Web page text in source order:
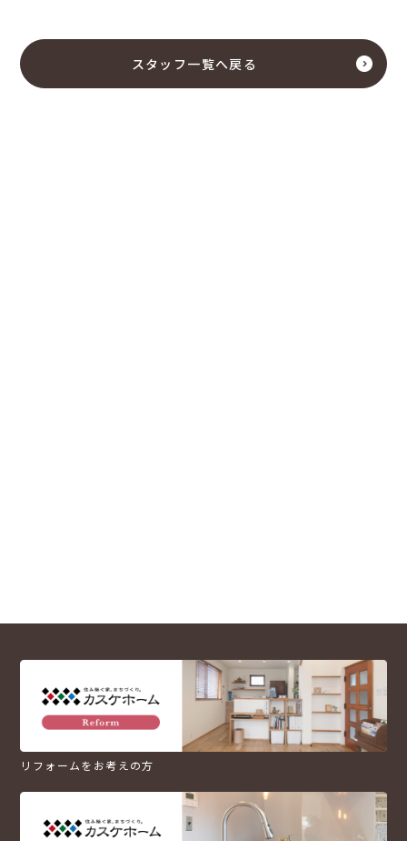
スタッフ一覧へ戻る
リフォームをお考えの方